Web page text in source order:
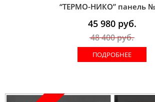
“ТЕРМО-НИКО” панель
45 980руб.
48 400руб.
ПОДРОБНЕЕ